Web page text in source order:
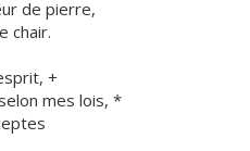
de pierre,
chair.
+
mes lois, *